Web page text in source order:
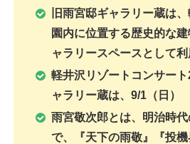
旧雨宮邸ギャラリー蔵は
園内に位置する歴史的な
ャラリースペースとして
軽井沢リゾートコンサー
ャラリー蔵は、9/1（日）
雨宮敬次郎とは、明治時
で、『天下の雨敬』『投